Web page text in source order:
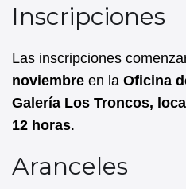
Inscripciones
Las inscripciones
noviembre en la Oficina
Galería Los Troncos,
12 horas.
Aranceles